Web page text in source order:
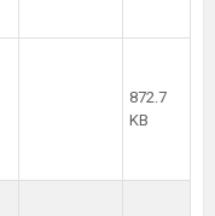
872.7
KB